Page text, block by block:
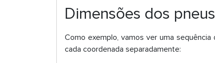
Dimensões dos pneus
Como exemplo, vamos ver uma
cada coordenada separadamente: